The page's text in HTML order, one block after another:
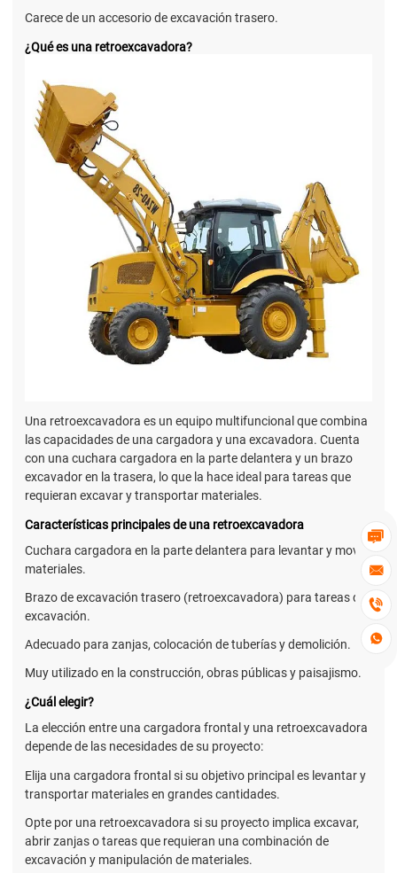




Carece de un accesorio de excavación trasero.
¿Qué es una retroexcavadora?
Una retroexcavadora es un equipo multifuncional que combina
las capacidades de una cargadora y una excavadora. Cuenta
con una cuchara cargadora en la parte delantera y un brazo
excavador en la trasera, lo que la hace ideal para tareas que
requieran excavar y transportar materiales.
Características principales de una retroexcavadora
Cuchara cargadora en la parte delantera para levantar y mover
materiales.
Brazo de excavación trasero (retroexcavadora) para tareas de
excavación.
Adecuado para zanjas, colocación de tuberías y demolición.
Muy utilizado en la construcción, obras públicas y paisajismo.
¿Cuál elegir?
La elección entre una cargadora frontal y una retroexcavadora
depende de las necesidades de su proyecto:
Elija una cargadora frontal si su objetivo principal es levantar y
transportar materiales en grandes cantidades.
Opte por una retroexcavadora si su proyecto implica excavar,
abrir zanjas o tareas que requieran una combinación de
excavación y manipulación de materiales.